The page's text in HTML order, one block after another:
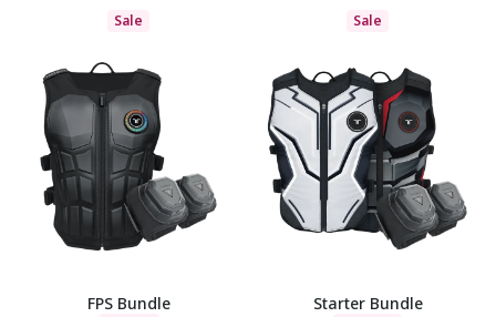
Sale
FPS Bundle
Sale
Starter Bundle